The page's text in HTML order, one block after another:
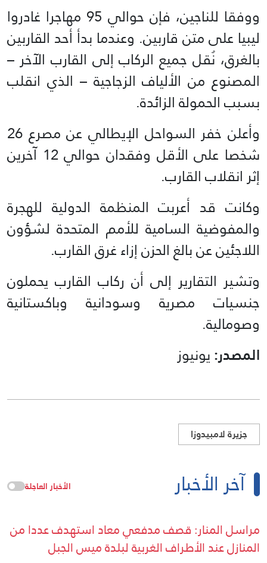
ووفقا للناجين، فإن حوالي 95 مهاجرا غادروا
ليبيا على متن قاربين. وعندما بدأ أحد القاربين
بالغرق، نُقل جميع الركاب إلى القارب الآخر –
المصنوع من الألياف الزجاجية – الذي انقلب
بسبب الحمولة الزائدة.
وأعلن خفر السواحل الإيطالي عن مصرع 26
شخصا على الأقل وفقدان حوالي 12 آخرين
إثر انقلاب القارب.
وكانت قد أعربت المنظمة الدولية للهجرة
والمفوضية السامية للأمم المتحدة لشؤون
اللاجئين عن بالغ الحزن إزاء غرق القارب.
وتشير التقارير إلى أن ركاب القارب يحملون
جنسيات مصرية وسودانية وباكستانية
وصومالية.
المصدر:يونيوز
جزيرة لامبيدوزا
آخر الأخبار الأخبار العاجلة
مراسل المنار: قصف مدفعي معاد استهدف عددا من
المنازل عند الأطراف الغربية لبلدة ميس الجبل